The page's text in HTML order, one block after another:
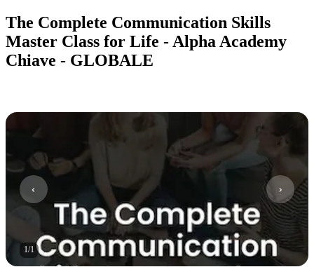
The Complete Communication Skills
Master Class for Life - Alpha Academy
Chiave - GLOBALE
1/1